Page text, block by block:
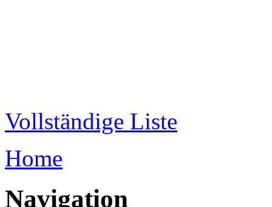
Vollständige Liste
Sie sind hier
Home
Navigation